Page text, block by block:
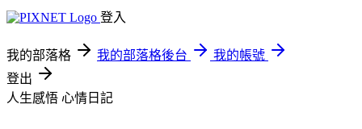
登入
我的部落格 我的部落格後台
我的帳號
登出
人生感悟 心情日記